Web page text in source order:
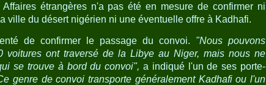
étrangères n'a pas été en mesure de confirmer ni
ville du désert nigérien ni une éventuelle offre à Kadhafi.
de confirmer le passage du convoi. "Nous pouvons
voitures ont traversé de la Libye au Niger, mais nous ne
se trouve à bord du convoi", a indiqué l'un de ses porte-
genre de convoi transporte généralement Kadhafi ou l'un